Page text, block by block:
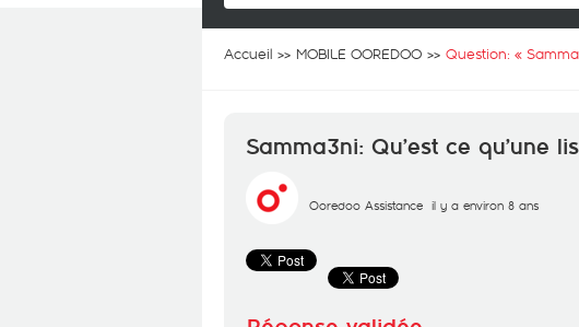
Accueil MOBILE OOREDOO Question: «
Samma3ni: Qu’est ce qu’une
Ooredoo Assistance il y a environ 8 ans